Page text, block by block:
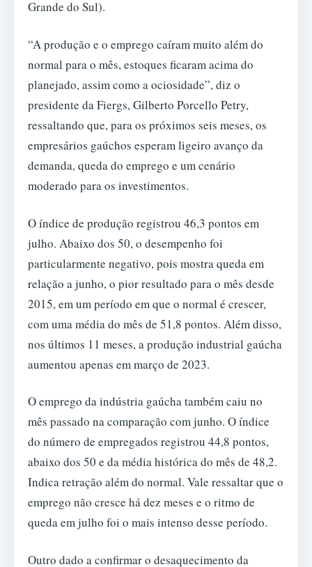
Grande do Sul).
“A produção e o emprego caíram muito além do
normal para o mês, estoques ficaram acima do
planejado, assim como a ociosidade”, diz o
presidente da Fiergs, Gilberto Porcello Petry,
ressaltando que, para os próximos seis meses, os
empresários gaúchos esperam ligeiro avanço da
demanda, queda do emprego e um cenário
moderado para os investimentos.
O índice de produção registrou 46,3 pontos em
julho. Abaixo dos 50, o desempenho foi
particularmente negativo, pois mostra queda em
relação a junho, o pior resultado para o mês desde
2015, em um período em que o normal é crescer,
com uma média do mês de 51,8 pontos. Além disso,
nos últimos 11 meses, a produção industrial gaúcha
aumentou apenas em março de 2023.
O emprego da indústria gaúcha também caiu no
mês passado na comparação com junho. O índice
do número de empregados registrou 44,8 pontos,
abaixo dos 50 e da média histórica do mês de 48,2.
Indica retração além do normal. Vale ressaltar que o
emprego não cresce há dez meses e o ritmo de
queda em julho foi o mais intenso desse período.
Outro dado a confirmar o desaquecimento da